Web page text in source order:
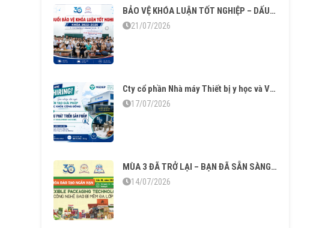
BẢO VỆ KHÓA LUẬN TỐT NGHIỆP – DẤU MỐC TRƯỞNG THÀNH CỦA SINH VIÊN KHÓA 2022–2026
21/07/2026
Cty cổ phần Nhà máy Thiết bị y học và Vật liệu sinh học tuyển dụng
17/07/2026
MÙA 3 ĐÃ TRỞ LẠI – BẠN ĐÃ SẴN SÀNG CHO “CÔNG NGHỆ BAO BÌ MỀM ĐA LỚP”?
14/07/2026